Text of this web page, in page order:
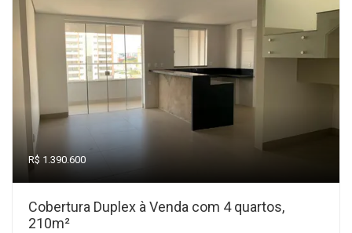
R$ 1.390.600
Cobertura Duplex à Venda com 4 quartos,
210m²